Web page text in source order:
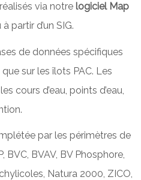
via notre logiciel Map
partir d’un SIG.
de données spécifiques
sur les îlots PAC. Les
cours d’eau, points d’eau,
par les périmètres de
BVAV, BV Phosphore,
Natura 2000, ZICO,